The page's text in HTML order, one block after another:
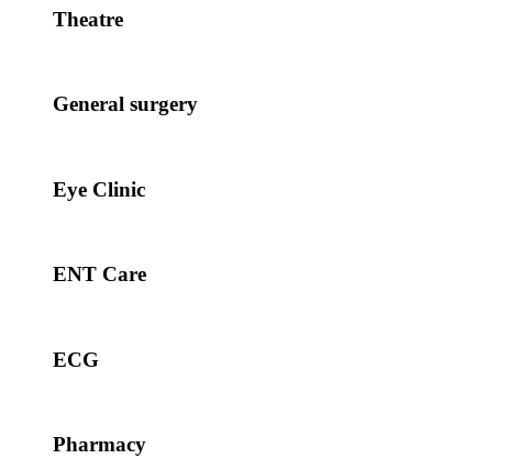
Theatre
General surgery
Eye Clinic
ENT Care
ECG
Pharmacy